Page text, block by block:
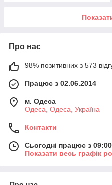
Про нас
98% позитивних з 573
Працює з 02.06.2014
м. Одеса
Одеса, Одеса, Україна
Контакти
Сьогодні працює з
Показати весь графік